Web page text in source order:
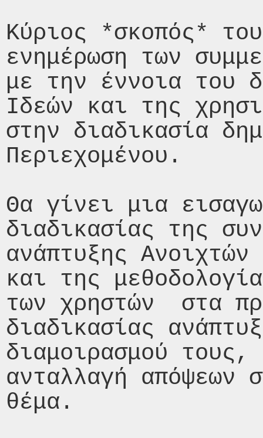
Κύριος *σκοπός*
ενημέρωση των
με την έννοια του
Ιδεών και της
στην διαδικασία
Περιεχομένου.
Θα γίνει μια
διαδικασίας της
ανάπτυξης
και της
των χρηστών  στα
διαδικασίας
διαμοιρασμού
ανταλλαγή απόψεων
θέμα.